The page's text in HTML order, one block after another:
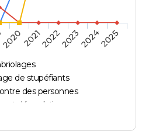
de stupéfiants
des personnes
et dégradations
202020212022202320242025